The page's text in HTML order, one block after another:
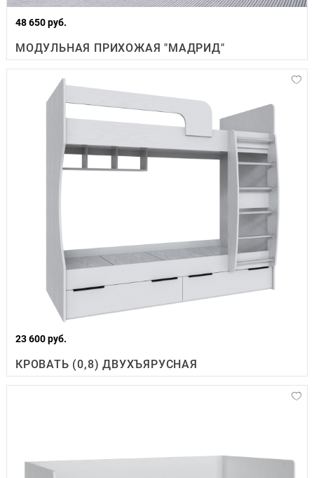
48 650 руб.
МОДУЛЬНАЯ ПРИХОЖАЯ "МАДРИД"
23 600 руб.
КРОВАТЬ (0,8) ДВУХЪЯРУСНАЯ